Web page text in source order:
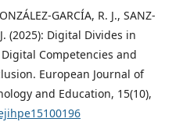
GARCÍA, R. J., SANZ-
J. (2025): Digital Divides in
Competencies and
European Journal of
and Education, 15(10),